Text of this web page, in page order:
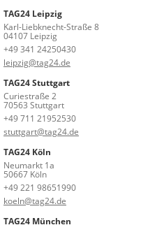
TAG24 Leipzig
Karl-Liebknecht-Straße 8
04107 Leipzig
+49 341 24250430
leipzig@tag24.de
TAG24 Stuttgart
Curiestraße 2
70563 Stuttgart
+49 711 21952530
stuttgart@tag24.de
TAG24 Köln
Neumarkt 1a
50667 Köln
+49 221 98651990
koeln@tag24.de
TAG24 München